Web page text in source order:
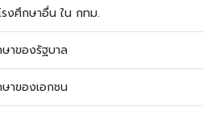
งศึกษาอื่น ใน กทม.
าของรัฐบาล
าของเอกชน